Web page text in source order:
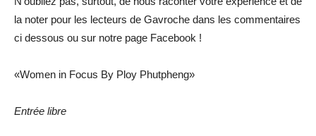
la noter pour les lecteurs de Gavroche dans les commentaires
ci dessous ou sur notre page Facebook !
«Women in Focus By Ploy Phutpheng»
Entrée libre